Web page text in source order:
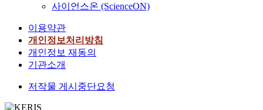
사이언스온 (ScienceON)
이용약관
개인정보처리방침
개인정보 재동의
기관소개
저작물 게시중단요청